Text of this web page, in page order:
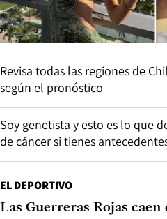
Revisa todas las regiones de
según el pronóstico
Soy genetista y esto es lo que
de cáncer si tienes
EL DEPORTIVO
Las Guerreras Rojas